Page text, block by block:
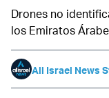
Drones no
los Emiratos
All Israel News